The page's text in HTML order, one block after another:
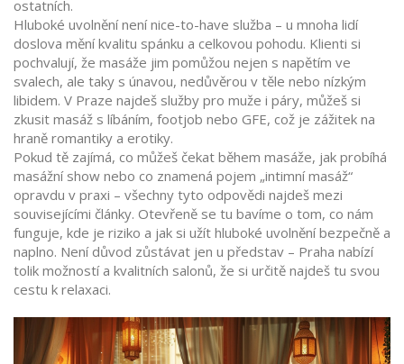
ostatních.
Hluboké uvolnění není nice-to-have služba – u mnoha lidí
doslova mění kvalitu spánku a celkovou pohodu. Klienti si
pochvalují, že masáže jim pomůžou nejen s napětím ve
svalech, ale taky s únavou, nedůvěrou v těle nebo nízkým
libidem. V Praze najdeš služby pro muže i páry, můžeš si
zkusit masáž s líbáním, footjob nebo GFE, což je zážitek na
hraně romantiky a erotiky.
Pokud tě zajímá, co můžeš čekat během masáže, jak probíhá
masážní show nebo co znamená pojem „intimní masáž“
opravdu v praxi – všechny tyto odpovědi najdeš mezi
souvisejícími články. Otevřeně se tu bavíme o tom, co nám
funguje, kde je riziko a jak si užít hluboké uvolnění bezpečně a
naplno. Není důvod zůstávat jen u představ – Praha nabízí
tolik možností a kvalitních salonů, že si určitě najdeš tu svou
cestu k relaxaci.